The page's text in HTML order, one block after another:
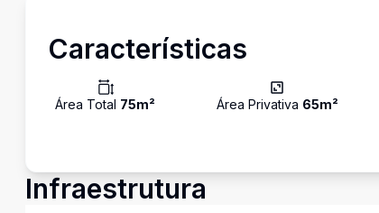
Características
Área Total 75m² Área Privativa 65m²
Infraestrutura